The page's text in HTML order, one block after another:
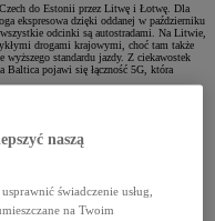
do Estonii przez Litwę i Łotwę. Dla
ekspresowa dzięki oddanej w październiku
odcinki są autostradami. Na Litwie,
drogami krajowymi, choć tam także
wyższego standardu jazdy. Z ciekawostek
Baltica pojawi się łączność 5G, która
naszą
świadczenie usług,
na Twoim